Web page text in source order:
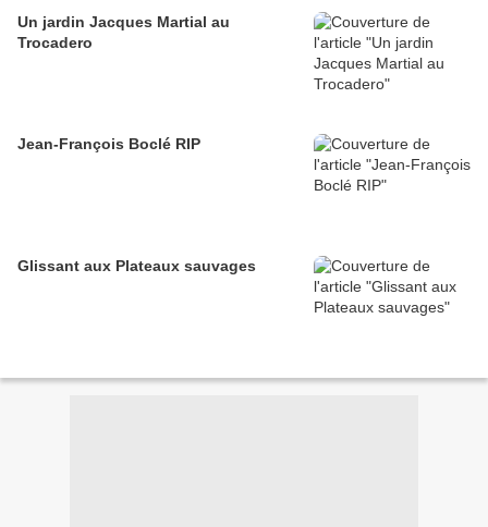
Un jardin Jacques Martial au
Trocadero
Jean-François Boclé RIP
Glissant aux Plateaux sauvages